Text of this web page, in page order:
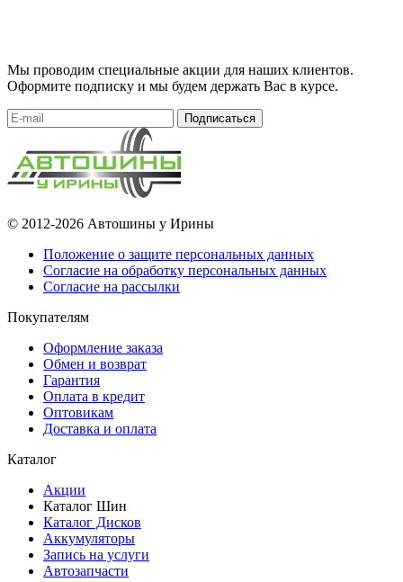
Мы проводим специальные акции для наших клиентов.
Оформите подписку и мы будем держать Вас в курсе.
Подписаться
© 2012-2026 Автошины у Ирины
Положение о защите персональных данных
Согласие на обработку персональных данных
Согласие на рассылки
Покупателям
Оформление заказа
Обмен и возврат
Гарантия
Оплата в кредит
Оптовикам
Доставка и оплата
Каталог
Акции
Каталог Шин
Каталог Дисков
Аккумуляторы
Запись на услуги
Автозапчасти